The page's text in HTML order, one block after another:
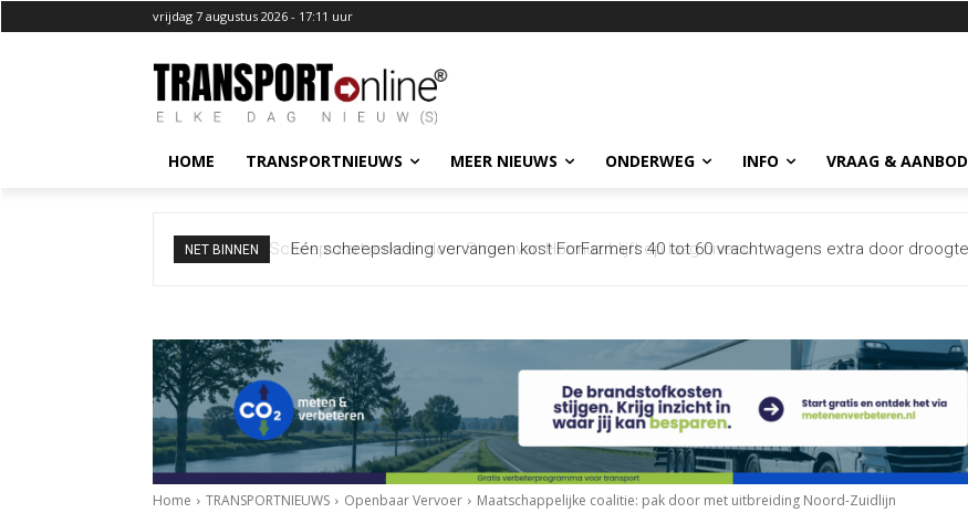
vrijdag 7 augustus 2026 - 17:11 uur
HOME TRANSPORTNIEUWS MEER NIEUWS ONDERWEG INFO VRAAG & AANBOD
NET BINNEN Eén scheepslading vervangen kost ForFarmers 40 tot 60 vrachtwagens extra door droogte
Home TRANSPORTNIEUWS Openbaar Vervoer Maatschappelijke coalitie: pak door met uitbreiding Noord-Zuidlijn